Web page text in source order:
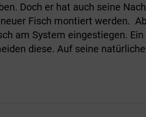
Doch er hat auch seine
Fisch montiert werden.
am System eingestiegen.
diese. Auf seine